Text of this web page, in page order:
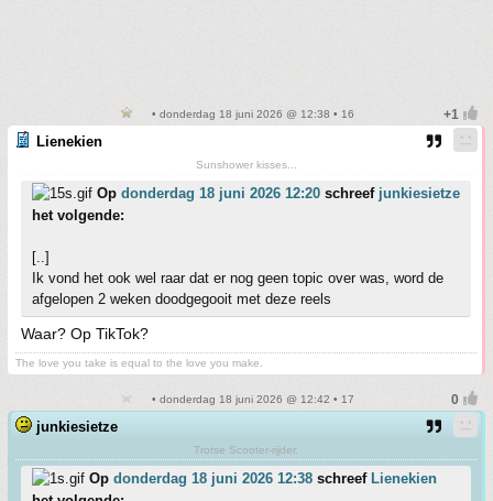
• donderdag 18 juni 2026 @ 12:38 • 16
Lienekien
Sunshower kisses...
Op donderdag 18 juni 2026 12:20 schreef junkiesietze
het volgende:
[..]
Ik vond het ook wel raar dat er nog geen topic over was, word de
afgelopen 2 weken doodgegooit met deze reels
Waar? Op TikTok?
The love you take is equal to the love you make.
• donderdag 18 juni 2026 @ 12:42 • 17
junkiesietze
Trotse Scooter-rijder.
Op donderdag 18 juni 2026 12:38 schreef Lienekien